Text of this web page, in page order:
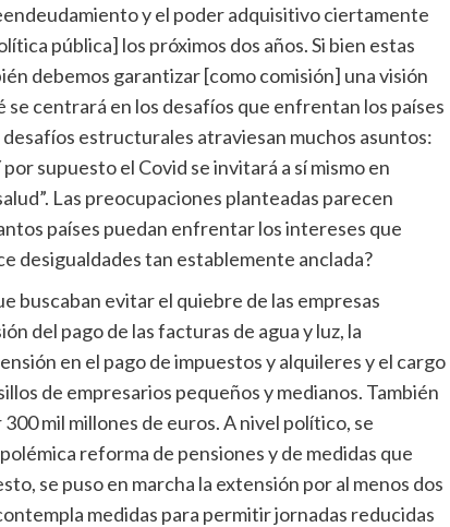
y el poder adquisitivo ciertamente
pública] los próximos dos años. Si bien estas
debemos garantizar [como comisión] una visión
centrará en los desafíos que enfrentan los países
estructurales atraviesan muchos asuntos:
supuesto el Covid se invitará a sí mismo en
Las preocupaciones planteadas parecen
países puedan enfrentar los intereses que
desigualdades tan establemente anclada?
buscaban evitar el quiebre de las empresas
del pago de las facturas de agua y luz, la
en el pago de impuestos y alquileres y el cargo
de empresarios pequeños y medianos. También
mil millones de euros. A nivel político, se
reforma de pensiones y de medidas que
se puso en marcha la extensión por al menos dos
medidas para permitir jornadas reducidas